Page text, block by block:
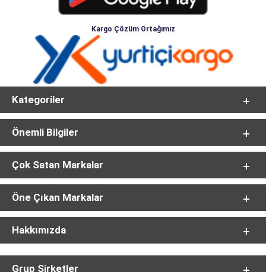
Kargo Çözüm Ortağımız
Kategoriler
Önemli Bilgiler
Çok Satan Markalar
Öne Çıkan Markalar
Hakkımızda
Grup Şirketler